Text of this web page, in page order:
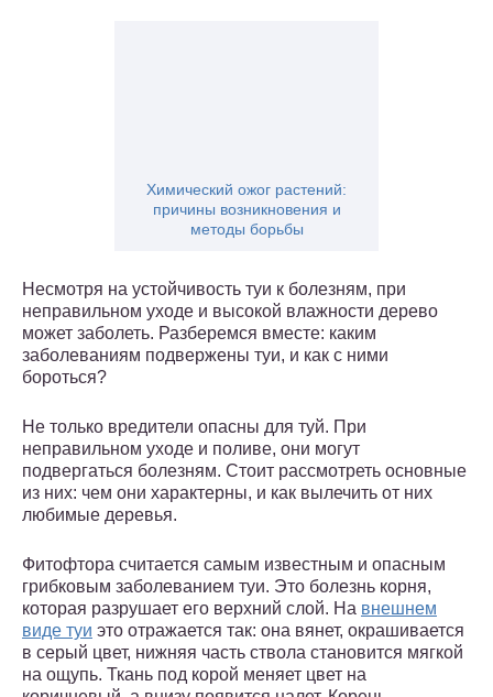
Химический ожог растений:
причины возникновения и
методы борьбы
Несмотря на устойчивость туи к болезням, при
неправильном уходе и высокой влажности дерево
может заболеть. Разберемся вместе: каким
заболеваниям подвержены туи, и как с ними
бороться?
Не только вредители опасны для туй. При
неправильном уходе и поливе, они могут
подвергаться болезням. Стоит рассмотреть основные
из них: чем они характерны, и как вылечить от них
любимые деревья.
Фитофтора считается самым известным и опасным
грибковым заболеванием туи. Это болезнь корня,
которая разрушает его верхний слой. На внешнем
виде туи это отражается так: она вянет, окрашивается
в серый цвет, нижняя часть ствола становится мягкой
на ощупь. Ткань под корой меняет цвет на